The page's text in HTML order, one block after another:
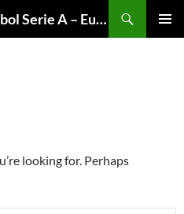
Compre Entradas para Futbol Serie A – Europa League – Premier League – Bundesliga
looking for. Perhaps